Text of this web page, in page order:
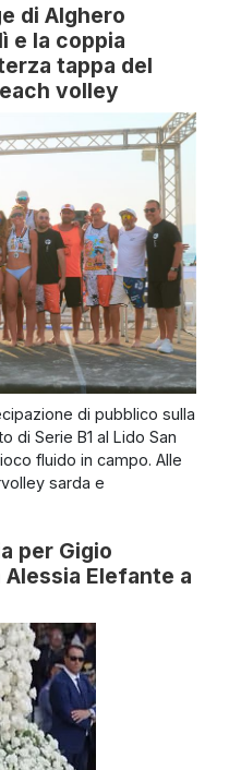
di Alghero
e la coppia
tappa del
volley
di pubblico sulla
di Serie B1 al Lido San
fluido in campo. Alle
sarda e
per Gigio
Elefante a